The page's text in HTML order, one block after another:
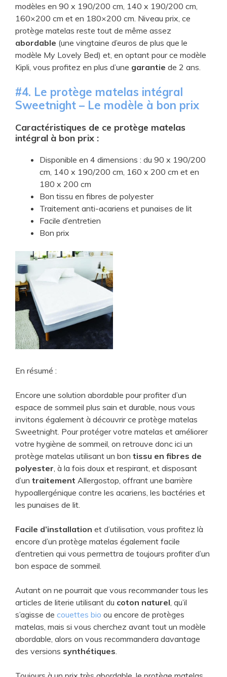
modèles en 90 x 190/200 cm, 140 x 190/200 cm,
160×200 cm et en 180×200 cm. Niveau prix, ce
protège matelas reste tout de même assez
abordable (une vingtaine d’euros de plus que le
modèle My Lovely Bed) et, en optant pour ce modèle
Kipli, vous profitez en plus d’une garantie de 2 ans.
#4. Le protège matelas intégral
Sweetnight – Le modèle à bon prix
Caractéristiques de ce protège matelas
intégral à bon prix :
Disponible en 4 dimensions : du 90 x 190/200
cm, 140 x 190/200 cm, 160 x 200 cm et en
180 x 200 cm
Bon tissu en fibres de polyester
Traitement anti-acariens et punaises de lit
Facile d’entretien
Bon prix
En résumé :
Encore une solution abordable pour profiter d’un
espace de sommeil plus sain et durable, nous vous
invitons également à découvrir ce protège matelas
Sweetnight. Pour protéger votre matelas et améliorer
votre hygiène de sommeil, on retrouve donc ici un
protège matelas utilisant un bon tissu en fibres de
polyester , à la fois doux et respirant, et disposant
d’un traitement Allergostop, offrant une barrière
hypoallergénique contre les acariens, les bactéries et
les punaises de lit.
Facile d’installation et d’utilisation, vous profitez là
encore d’un protège matelas également facile
d’entretien qui vous permettra de toujours profiter d’un
bon espace de sommeil.
Autant on ne pourrait que vous recommander tous les
articles de literie utilisant du coton naturel , qu’il
s’agisse de couettes bio ou encore de protèges
matelas, mais si vous cherchez avant tout un modèle
abordable, alors on vous recommandera davantage
des versions synthétiques